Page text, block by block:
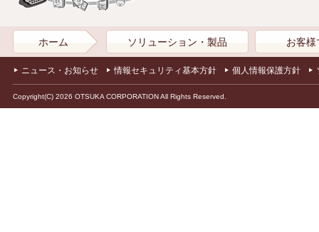
ホーム ソリューション・製品 お客様
ニュース・お知らせ 情報セキュリティ基本方針 個人情報保護方針
Copyright(C) 2026 OTSUKA CORPORATION All Rights Reserved.